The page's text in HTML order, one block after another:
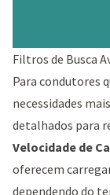
Filtros de Busca
Para condutores
necessidades
detalhados para
Velocidade de
oferecem
dependendo do